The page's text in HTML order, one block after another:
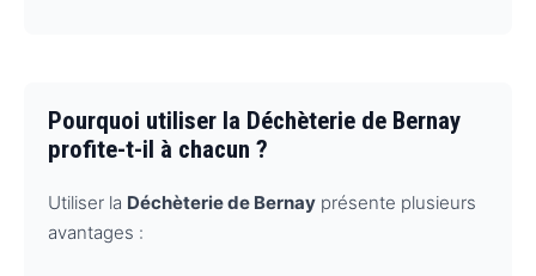
Pourquoi utiliser la Déchèterie de Bernay
profite-t-il à chacun ?
Utiliser la Déchèterie de Bernay présente plusieurs
avantages :